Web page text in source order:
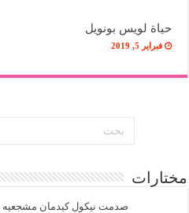
حياة لويس بونويل
فبراير 5, 2019
مختارات
صدمت نيكول كيدمان مشجعيه